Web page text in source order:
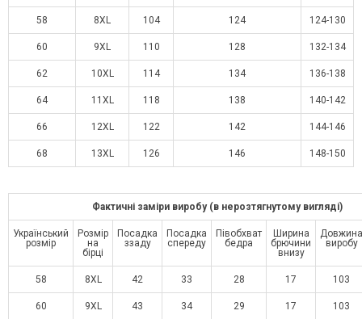
58 8XL 104 124 124-130
60 9XL 110 128 132-134
62 10XL 114 134 136-138
64 11XL 118 138 140-142
66 12XL 122 142 144-146
68 13XL 126 146 148-150
Фактичні заміри виробу (в нерозтягнутому вигляді)
Український
розмір
Розмір
на
бірці
Посадка
ззаду
Посадка
спереду
Півобхват
бедра
Ширина
брючини
внизу
Довжина
виробу
58 8XL 42 33 28 17 103
60 9XL 43 34 29 17 103